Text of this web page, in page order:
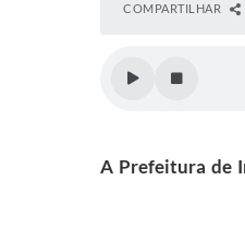
COMPARTILHAR
A Prefeitura de